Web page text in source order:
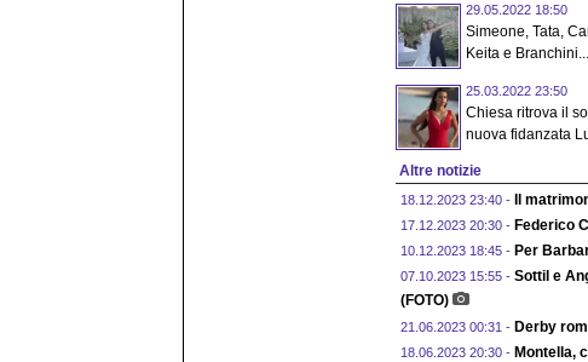
29.05.2022 18:50
Simeone, Tata,
Keita e Branchini...
25.03.2022 23:50
Chiesa ritrova il
nuova fidanzata
Altre notizie
18.12.2023 23:40 - Il
17.12.2023 20:30 - Federico
10.12.2023 18:45 - Per
07.10.2023 15:55 - Sottil e
(FOTO)
21.06.2023 00:31 - Derby
18.06.2023 20:30 - Montella,